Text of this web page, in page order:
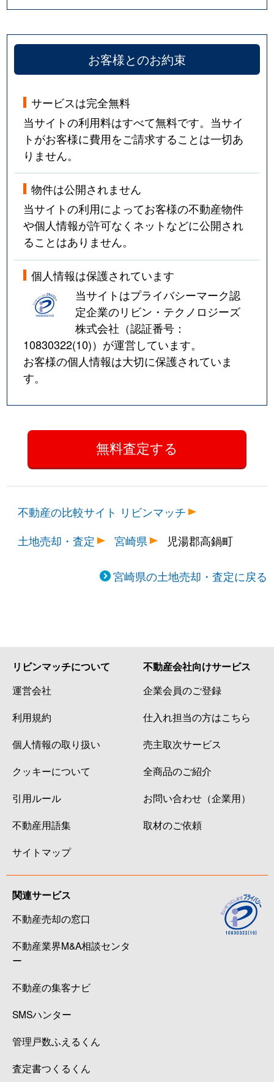
お客様とのお約束
サービスは完全無料
当サイトの利用料はすべて無料です。当サイ
トがお客様に費用をご請求することは一切あ
りません。
物件は公開されません
当サイトの利用によってお客様の不動産物件
や個人情報が許可なくネットなどに公開され
ることはありません。
個人情報は保護されています
当サイトはプライバシーマーク認
定企業のリビン・テクノロジーズ
株式会社（認証番号：
10830322(10)）が運営しています。
お客様の個人情報は大切に保護されていま
す。
不動産の比較サイト リビンマッチ
土地売却・査定
宮崎県 児湯郡高鍋町
宮崎県の土地売却・査定に戻る
リビンマッチについて
運営会社
利用規約
個人情報の取り扱い
クッキーについて
引用ルール
不動産用語集
サイトマップ
不動産会社向けサービス
企業会員のご登録
仕入れ担当の方はこちら
売主取次サービス
全商品のご紹介
お問い合わせ（企業用）
取材のご依頼
関連サービス
不動産売却の窓口
不動産業界M&A相談センタ
ー
不動産の集客ナビ
SMSハンター
管理戸数ふえるくん
査定書つくるくん